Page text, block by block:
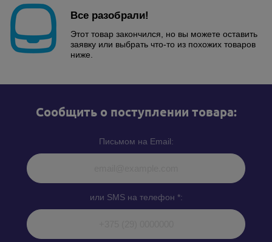
Все разобрали!
Этот товар закончился, но вы можете оставить
заявку или выбрать что-то из похожих товаров
ниже.
Cообщить о поступлении товара:
Письмом на Email:
или SMS на телефон *: